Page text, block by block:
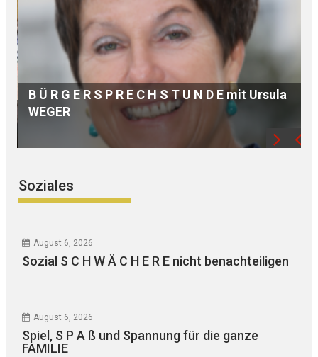
Soziales
August 6, 2026
Sozial S C H W Ä C H E R E nicht benachteiligen
August 6, 2026
Spiel, S P A ß und Spannung für die ganze
FAMILIE